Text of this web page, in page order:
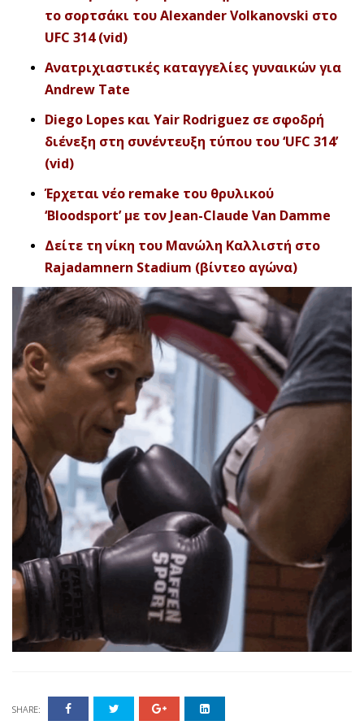
το σορτσάκι του Alexander Volkanovski στο
UFC 314 (vid)
Ανατριχιαστικές καταγγελίες γυναικών για
Andrew Tate
Diego Lopes και Yair Rodriguez σε σφοδρή
διένεξη στη συνέντευξη τύπου του ‘UFC 314’
(vid)
Έρχεται νέο remake του θρυλικού
‘Bloodsport’ με τον Jean-Claude Van Damme
Δείτε τη νίκη του Μανώλη Καλλιστή στο
Rajadamnern Stadium (βίντεο αγώνα)
SHARE: